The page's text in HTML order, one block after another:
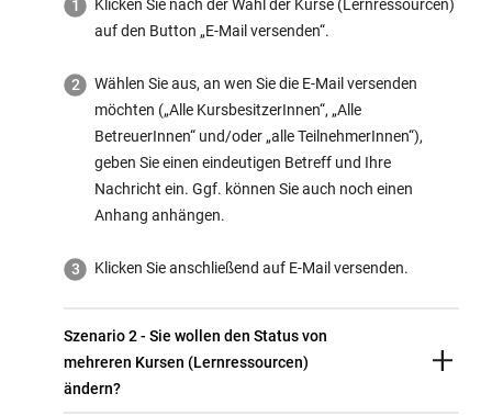
Klicken Sie nach der Wahl der Kurse (Lernressourcen)
auf den Button „E-Mail versenden“.
Wählen Sie aus, an wen Sie die E-Mail versenden
möchten („Alle KursbesitzerInnen“, „Alle
BetreuerInnen“ und/oder „alle TeilnehmerInnen“),
geben Sie einen eindeutigen Betreff und Ihre
Nachricht ein. Ggf. können Sie auch noch einen
Anhang anhängen.
Klicken Sie anschließend auf E-Mail versenden.
Szenario 2 - Sie wollen den Status von
mehreren Kursen (Lernressourcen)
ändern?